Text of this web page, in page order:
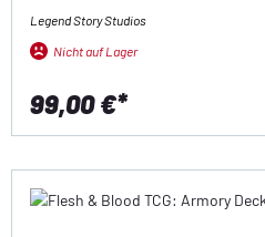
Legend Story Studios
Nicht auf Lager
99,00 €*